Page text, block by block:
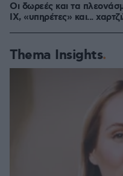
Οι δωρεές και τα
ΙΧ, «υπηρέτες» και...
Thema Insights